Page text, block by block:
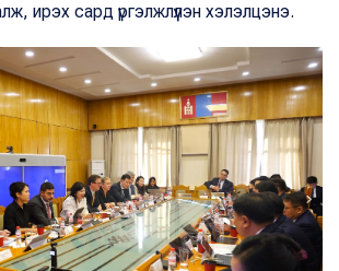
ирэх сард үргэлжлүүлэн хэлэлцэнэ.